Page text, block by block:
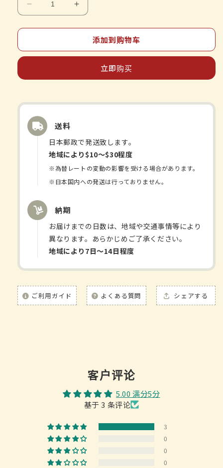
ム
肝
散-
的
数
ム
エ
キ
ス
顆
量
添加到购物车
立即购买
送料
日本郵政で発送致します。
地域により$10〜$30程度
※為替レートの変動の影響を受ける場合があります。
※日本国内への発送は行っておりません。
納期
お届けまでの日数は、地域や交通事情等により
異なります。あらかじめご了承ください。
地域により7日〜14日程度
ご利用ガイド よくある質問 シェアする
客户评论
5.00 满分5分
基于 3 条评论
3
0
0
0